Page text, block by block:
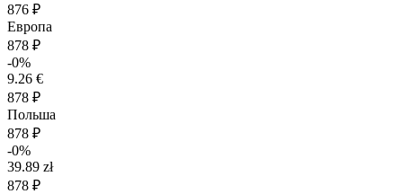
876 ₽
Европа
878 ₽
-0%
9.26 €
878 ₽
Польша
878 ₽
-0%
39.89 zł
878 ₽